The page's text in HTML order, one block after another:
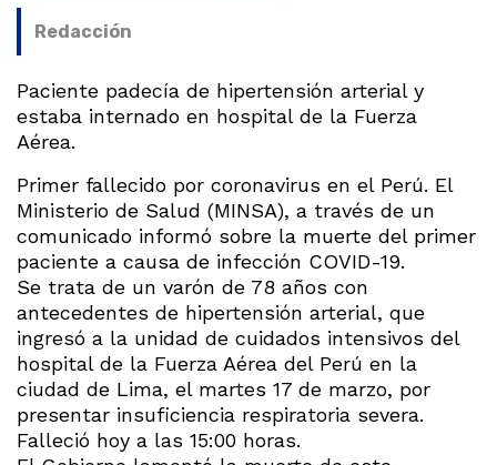
Redacción
Paciente padecía de hipertensión arterial y
estaba internado en hospital de la Fuerza
Aérea.
Primer fallecido por coronavirus en el Perú. El
Ministerio de Salud (MINSA), a través de un
comunicado informó sobre la muerte del primer
paciente a causa de infección COVID-19.
Se trata de un varón de 78 años con
antecedentes de hipertensión arterial, que
ingresó a la unidad de cuidados intensivos del
hospital de la Fuerza Aérea del Perú en la
ciudad de Lima, el martes 17 de marzo, por
presentar insuficiencia respiratoria severa.
Falleció hoy a las 15:00 horas.